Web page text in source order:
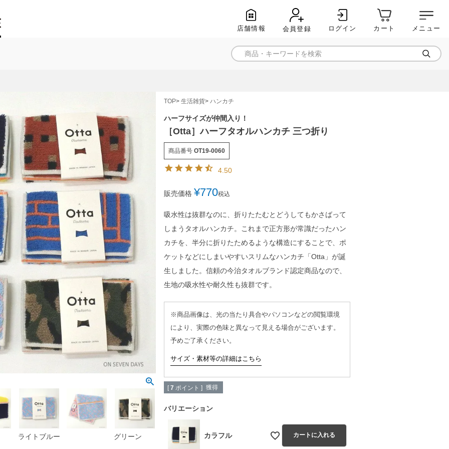
店舗情報 会員登録 ログイン カート メニュー
ライトブルー グリーン
TOP 生活雑貨 ハンカチ
ハーフサイズが仲間入り！
［Otta］ハーフタオルハンカチ 三つ折り
商品番号 OT19-0060
4.50
販売価格 ¥770税込
吸水性は抜群なのに、折りたたむとどうしてもかさばって
しまうタオルハンカチ。これまで正方形が常識だったハン
カチを、半分に折りたためるような構造にすることで、ポ
ケットなどにしまいやすいスリムなハンカチ「Otta」が誕
生しました。信頼の今治タオルブランド認定商品なので、
生地の吸水性や耐久性も抜群です。
※商品画像は、光の当たり具合やパソコンなどの閲覧環境
により、実際の色味と異なって見える場合がございます。
予めご了承ください。
サイズ・素材等の詳細はこちら
[ 7 ポイント ] 獲得
バリエーション
カラフル カートに入れる